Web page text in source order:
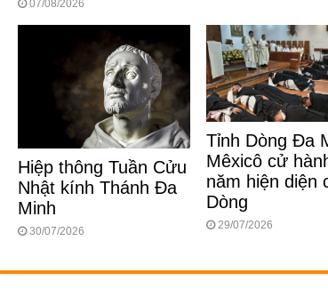
07/08/2026
Hiệp thông Tuần Cửu
Nhật kính Thánh Đa
Minh
30/07/2026
Tỉnh Dòng Đa
Mêxicô cử
năm hiện diện
Dòng
29/07/2026